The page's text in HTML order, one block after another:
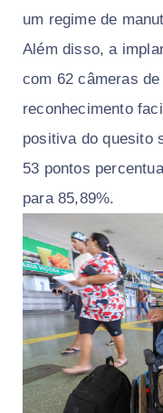
um regime de
Além disso, a
com 62 câmeras
reconhecimento
positiva do quesito
53 pontos
para 85,89%.